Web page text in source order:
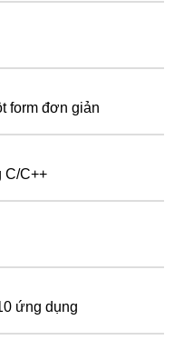
form đơn giản
C/C++
ứng dụng